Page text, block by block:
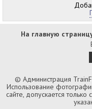
На главную
© Администрация
Использование
сайте, допускается